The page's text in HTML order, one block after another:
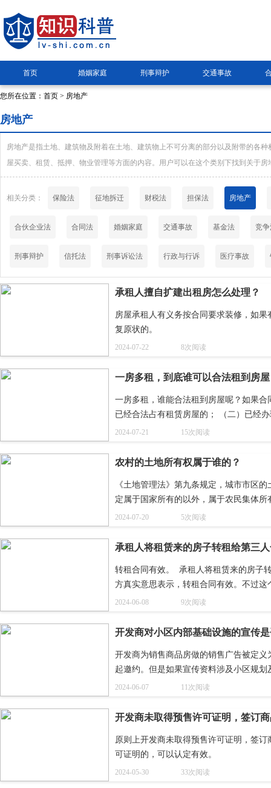
首页 婚姻家庭 刑事辩护 交通事故
您所在位置： 首页 > 房地产
房地产
房地产是指土地、建筑物及附着在土地、建筑物上不可分离的部分以及附带的各
屋买卖、租赁、抵押、物业管理等方面的内容。用户可以在这个类别下找到关于
相关分类： 保险法 征地拆迁 财税法 担保法 房地产
合伙企业法 合同法 婚姻家庭 交通事故 基金法 竞
刑事辩护 信托法 刑事诉讼法 行政与行诉 医疗事故
承租人擅自扩建出租房怎么处理？
房屋承租人有义务按合同要求装修，如
复原状的。
2024-07-22 8次阅读
一房多租，到底谁可以合法租到房
一房多租，谁能合法租到房屋呢？如果
已经合法占有租赁房屋的； （二）已经
2024-07-21 15次阅读
农村的土地所有权属于谁的？
《土地管理法》第九条规定，城市市区
定属于国家所有的以外，属于农民集体
2024-07-20 5次阅读
承租人将租赁来的房子转租给第三
转租合同有效。  承租人将租赁来的房子
方真实意思表示，转租合同有效。不过
2024-06-08 9次阅读
开发商对小区内部基础设施的宣传
开发商为销售商品房做的销售广告被定
起邀约。但是如果宣传资料涉及小区规
约。
2024-06-07 11次阅读
开发商未取得预售许可证明，签订
原则上开发商未取得预售许可证明，签
可证明的，可以认定有效。
2024-05-30 33次阅读